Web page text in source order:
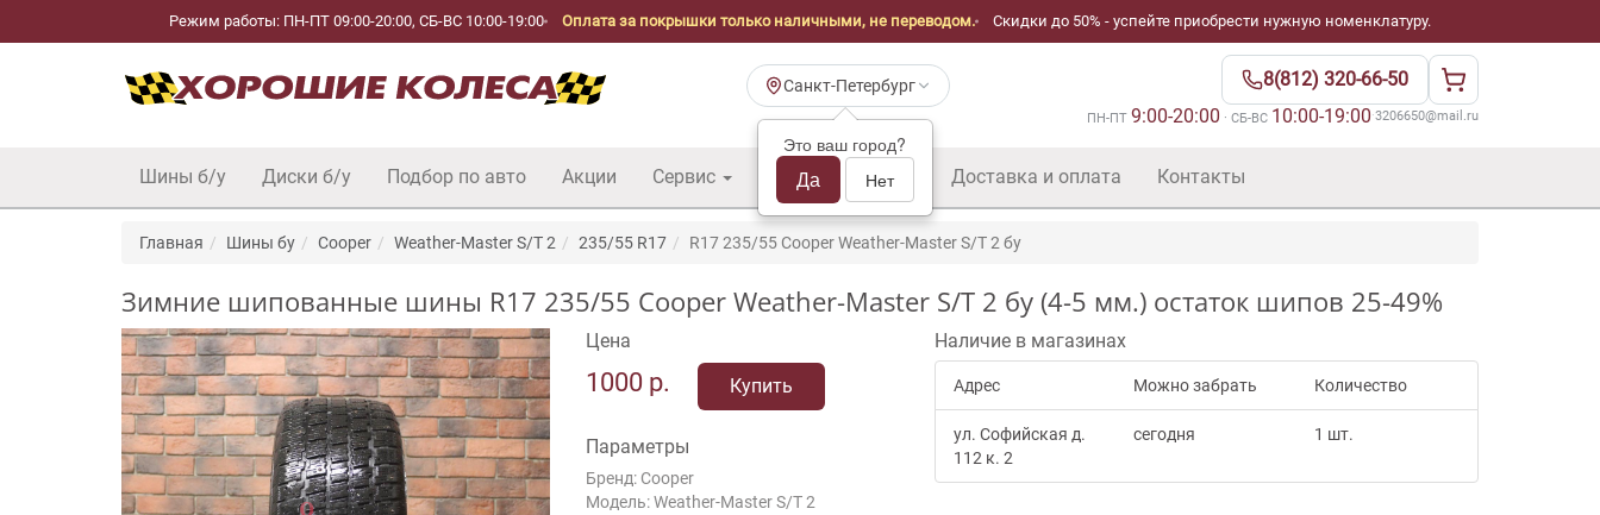
Режим работы: ПН-ПТ 09:00-20:00, СБ-ВС 10:00-19:00 Оплата за покрышки только наличными, не переводом. Скидки до 50% - успейте приобрести нужную номенклатуру.
Санкт-Петербург
Это ваш город?
Да Нет
8(812) 320-66-50
ПН-ПТ 9:00-20:00 · СБ-ВС 10:00-19:00·3206650@mail.ru
Шины б/у Диски б/у Подбор по авто Акции Сервис Шины б/у оптом Доставка и оплата Контакты
Главная Шины бу Cooper Weather-Master S/T 2 235/55 R17 R17 235/55 Cooper Weather-Master S/T 2 бу
Зимние шипованные шины R17 235/55 Cooper Weather-Master S/T 2 бу (4-5 мм.) остаток шипов 25-49%
Цена
1000 р. Купить
Параметры
Бренд: Cooper
Модель: Weather-Master S/T 2
Наличие в магазинах
Адрес Можно забрать Количество
ул. Софийская д.
112 к. 2
сегодня 1 шт.